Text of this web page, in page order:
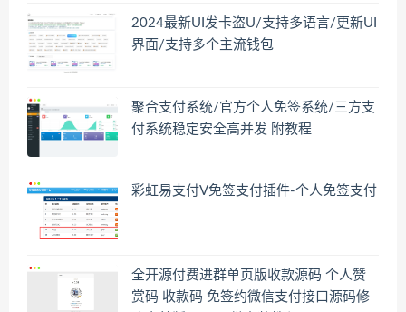
2024最新UI发卡盗U/支持多语言/更新UI
界面/支持多个主流钱包
聚合支付系统/官方个人免签系统/三方支
付系统稳定安全高并发 附教程
彩虹易支付V免签支付插件-个人免签支付
全开源付费进群单页版收款源码 个人赞
赏码 收款码 免签约微信支付接口源码修